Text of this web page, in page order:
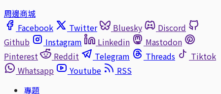
周邊商城
Facebook
Twitter Bluesky
Discord
Github
Instagram Linkedin
Mastodon
Pinterest
Reddit Telegram Threads
Tiktok
Whatsapp
Youtube
RSS
專題